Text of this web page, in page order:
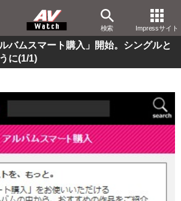
検索 Impressサイト
バムスマート購入」開始。シングルと
に(1/1)